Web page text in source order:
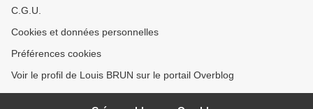
C.G.U.
Cookies et données personnelles
Préférences cookies
Voir le profil de Louis BRUN sur le portail Overblog